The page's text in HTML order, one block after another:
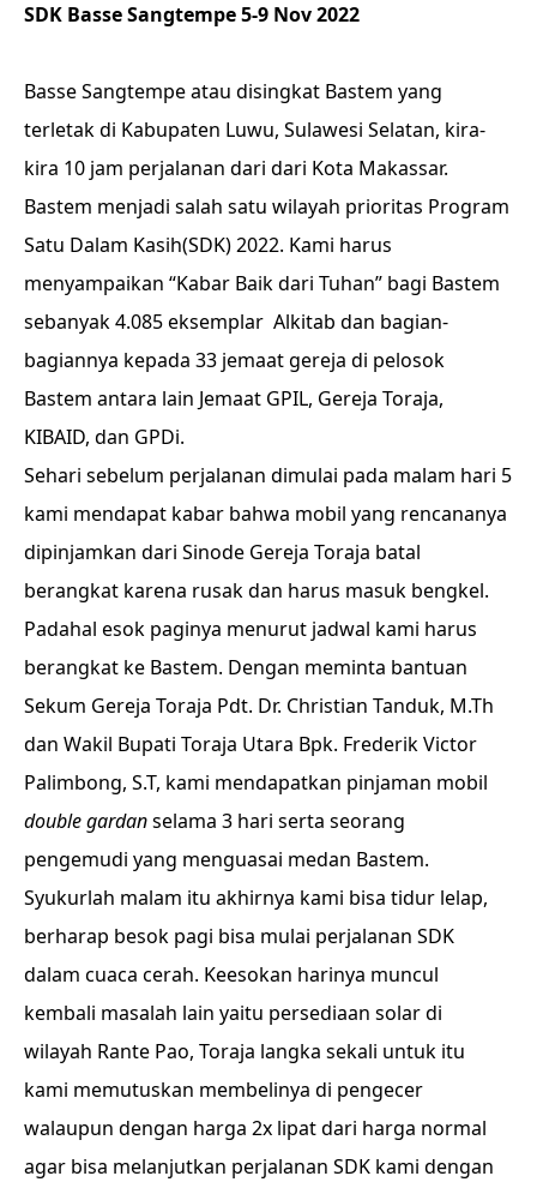
SDK Basse Sangtempe 5-9 Nov 2022
Basse Sangtempe atau disingkat Bastem yang
terletak di Kabupaten Luwu, Sulawesi Selatan, kira-
kira 10 jam perjalanan dari dari Kota Makassar.
Bastem menjadi salah satu wilayah prioritas Program
Satu Dalam Kasih(SDK) 2022. Kami harus
menyampaikan “Kabar Baik dari Tuhan” bagi Bastem
sebanyak 4.085 eksemplar Alkitab dan bagian-
bagiannya kepada 33 jemaat gereja di pelosok
Bastem antara lain Jemaat GPIL, Gereja Toraja,
KIBAID, dan GPDi.
Sehari sebelum perjalanan dimulai pada malam hari 5
kami mendapat kabar bahwa mobil yang rencananya
dipinjamkan dari Sinode Gereja Toraja batal
berangkat karena rusak dan harus masuk bengkel.
Padahal esok paginya menurut jadwal kami harus
berangkat ke Bastem. Dengan meminta bantuan
Sekum Gereja Toraja Pdt. Dr. Christian Tanduk, M.Th
dan Wakil Bupati Toraja Utara Bpk. Frederik Victor
Palimbong, S.T, kami mendapatkan pinjaman mobil
double gardanselama 3 hari serta seorang
pengemudi yang menguasai medan Bastem.
Syukurlah malam itu akhirnya kami bisa tidur lelap,
berharap besok pagi bisa mulai perjalanan SDK
dalam cuaca cerah. Keesokan harinya muncul
kembali masalah lain yaitu persediaan solar di
wilayah Rante Pao, Toraja langka sekali untuk itu
kami memutuskan membelinya di pengecer
walaupun dengan harga 2x lipat dari harga normal
agar bisa melanjutkan perjalanan SDK kami dengan